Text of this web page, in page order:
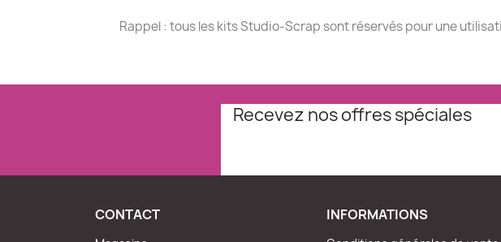
Rappel : tous les kits Studio-Scrap sont réservés pour une
Recevez nos offres spéciales
CONTACT INFORMATIONS